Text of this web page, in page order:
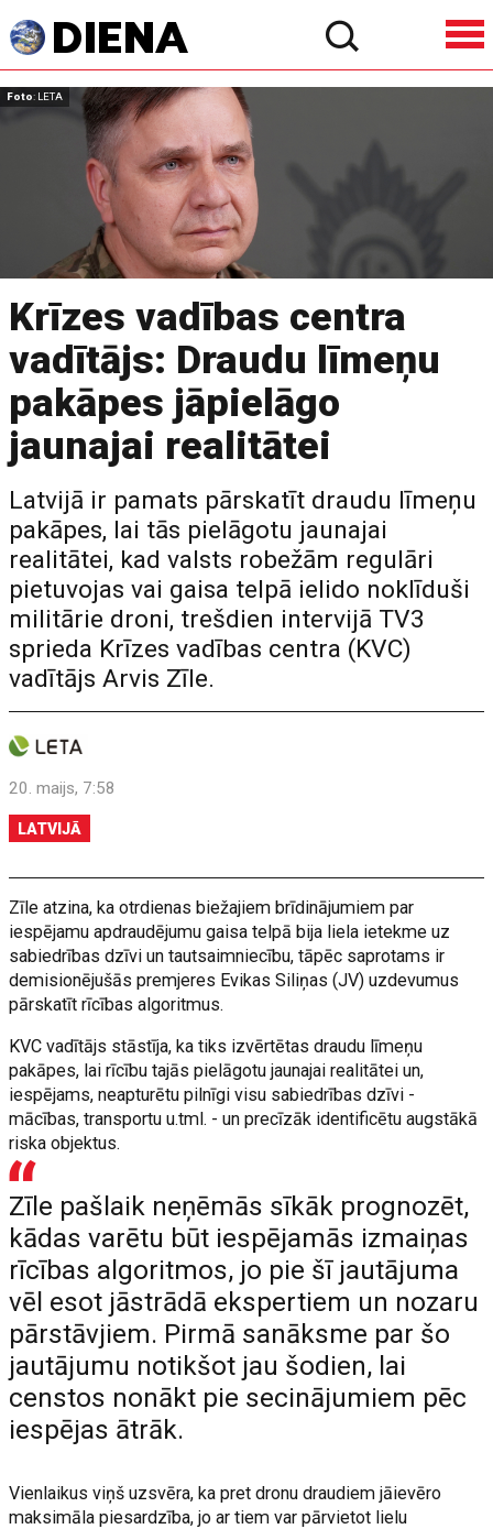
Foto: LETA
Krīzes vadības centra
vadītājs: Draudu līmeņu
pakāpes jāpielāgo
jaunajai realitātei
Latvijā ir pamats pārskatīt draudu līmeņu
pakāpes, lai tās pielāgotu jaunajai
realitātei, kad valsts robežām regulāri
pietuvojas vai gaisa telpā ielido noklīduši
militārie droni, trešdien intervijā TV3
sprieda Krīzes vadības centra (KVC)
vadītājs Arvis Zīle.
20. maijs, 7:58
LATVIJĀ
Zīle atzina, ka otrdienas biežajiem brīdinājumiem par
iespējamu apdraudējumu gaisa telpā bija liela ietekme uz
sabiedrības dzīvi un tautsaimniecību, tāpēc saprotams ir
demisionējušās premjeres Evikas Siliņas (JV) uzdevumus
pārskatīt rīcības algoritmus.
KVC vadītājs stāstīja, ka tiks izvērtētas draudu līmeņu
pakāpes, lai rīcību tajās pielāgotu jaunajai realitātei un,
iespējams, neapturētu pilnīgi visu sabiedrības dzīvi -
mācības, transportu u.tml. - un precīzāk identificētu augstākā
riska objektus.
Zīle pašlaik neņēmās sīkāk prognozēt,
kādas varētu būt iespējamās izmaiņas
rīcības algoritmos, jo pie šī jautājuma
vēl esot jāstrādā ekspertiem un nozaru
pārstāvjiem. Pirmā sanāksme par šo
jautājumu notikšot jau šodien, lai
censtos nonākt pie secinājumiem pēc
iespējas ātrāk.
Vienlaikus viņš uzsvēra, ka pret dronu draudiem jāievēro
maksimāla piesardzība, jo ar tiem var pārvietot lielu